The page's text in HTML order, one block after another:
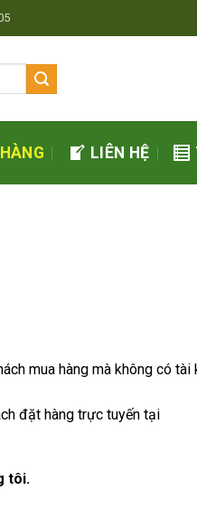
LIÊN HỆ
mua hàng mà không có tài
đặt hàng trực tuyến tại
tôi.